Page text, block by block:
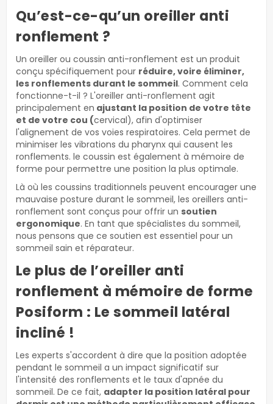
Qu’est-ce-qu’un oreiller anti
ronflement ?
Un oreiller ou coussin anti-ronflement est un produit
conçu spécifiquement pour réduire, voire éliminer,
les ronflements durant le sommeil. Comment cela
fonctionne-t-il ? L'oreiller anti-ronflement agit
principalement en ajustant la position de votre tête
et de votre cou (cervical), afin d'optimiser
l'alignement de vos voies respiratoires. Cela permet de
minimiser les vibrations du pharynx qui causent les
ronflements. le coussin est également à mémoire de
forme pour permettre une position la plus optimale.
Là où les coussins traditionnels peuvent encourager une
mauvaise posture durant le sommeil, les oreillers anti-
ronflement sont conçus pour offrir un soutien
ergonomique. En tant que spécialistes du sommeil,
nous pensons que ce soutien est essentiel pour un
sommeil sain et réparateur.
Le plus de l’oreiller anti
ronflement à mémoire de forme
Posiform : Le sommeil latéral
incliné !
Les experts s'accordent à dire que la position adoptée
pendant le sommeil a un impact significatif sur
l'intensité des ronflements et le taux d'apnée du
sommeil. De ce fait, adapter la position latéral pour